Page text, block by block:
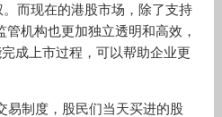
而现在的港股市场，除了支持
机构也更加独立透明和高效，
成上市过程，可以帮助企业更
易制度，股民们当天买进的股